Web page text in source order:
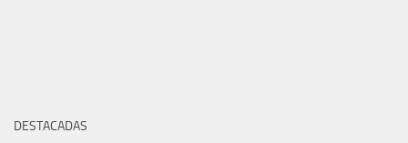
DESTACADAS